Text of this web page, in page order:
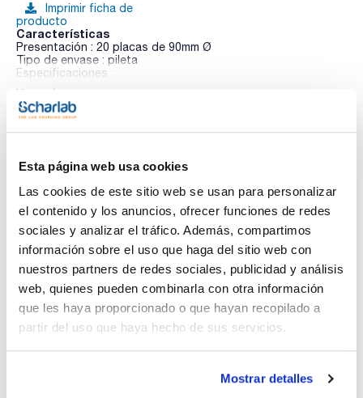
Esta página web usa cookies
Las cookies de este sitio web se usan para personalizar
el contenido y los anuncios, ofrecer funciones de redes
sociales y analizar el tráfico. Además, compartimos
información sobre el uso que haga del sitio web con
nuestros partners de redes sociales, publicidad y análisis
web, quienes pueden combinarla con otra información
que les haya proporcionado o que hayan recopilado a
partir del uso que haya hecho de sus servicios.
Mostrar detalles
Imprimir ficha de
producto
Características
Presentación : 20 placas de 90mm Ø
Tipo de envase : pileta
Especificaciones :
ISO
Medio de cultivo sólido de Man, Rogosa y Sharpe para la
detección, aislamiento y crecimiento de lactobacilos y otras
y bebidas según las normas ISO 9332 y 15214.
Sinónimos: Lactobacilli MRS Agar
Ver más
Documentación técnica
TDS / Ficha técnica
Regístrate para
descargas
COA
Regístrate para
descargas
SDS/ Hoja de seguridad
Regístrate para
descargas